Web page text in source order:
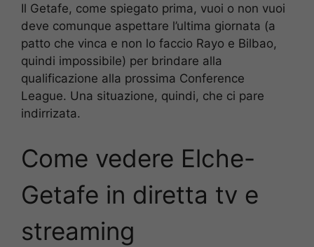
Il Getafe, come spiegato prima, vuoi o non vuoi
deve comunque aspettare l’ultima giornata (a
patto che vinca e non lo faccio Rayo e Bilbao,
quindi impossibile) per brindare alla
qualificazione alla prossima Conference
League. Una situazione, quindi, che ci pare
indirrizata.
Come vedere Elche-
Getafe in diretta tv e
streaming